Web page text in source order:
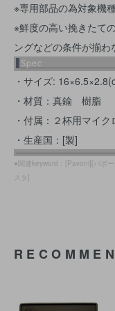
※専用部品の為対象機
※鮮度の高い挽きたて
ングなどの条件が揃わ
・サイズ:
・材質：真鍮 樹脂
・付属：２杯用マイ
・生産国：[製]
●関連keyword：[Pavoni][パボ
スタ]